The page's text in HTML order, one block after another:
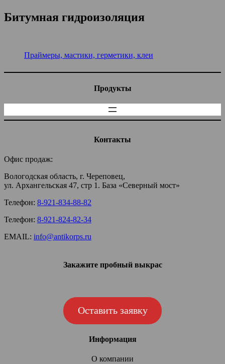
Битумная гидроизоляция
Праймеры, мастики, герметики, клеи
Продукты
Контакты
Офис продаж:
Вологодская область, г. Череповец,
ул. Архангельская 47, стр 1. База «Северный мост»
Телефон: 8-921-834-88-82
Телефон: 8-921-824-82-34
EMAIL: info@antikorps.ru
Закажите пробный выкрас
Оставить заявку
Информация
О компании